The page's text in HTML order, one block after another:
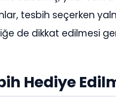
tesbih seçerken
de dikkat edilmesi
Hediye